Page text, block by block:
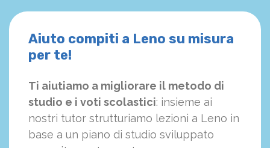
Aiuto compiti a Leno su misura
per te!
Ti aiutiamo a migliorare il metodo di
studio e i voti scolastici: insieme ai
nostri tutor strutturiamo lezioni a Leno in
base a un piano di studio sviluppato